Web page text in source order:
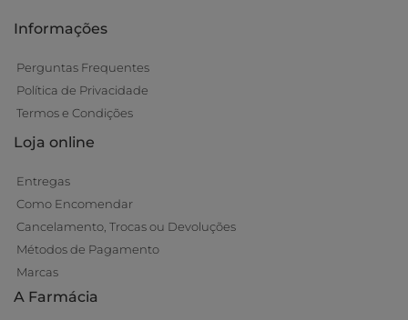
Informações
Perguntas Frequentes
Política de Privacidade
Termos e Condições
Loja online
Entregas
Como Encomendar
Cancelamento, Trocas ou Devoluções
Métodos de Pagamento
Marcas
A Farmácia